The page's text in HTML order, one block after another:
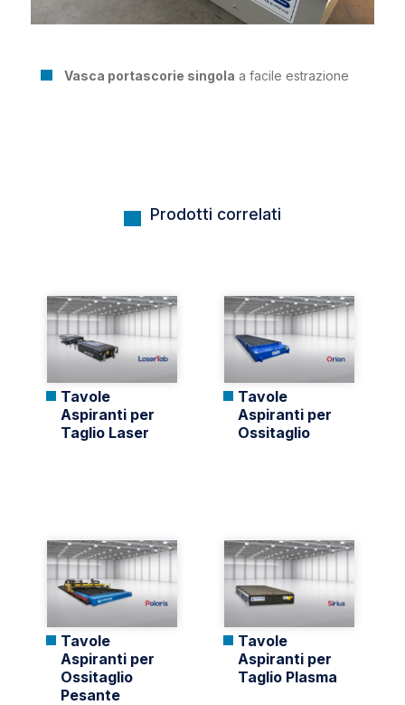
Vasca portascorie singola a facile estrazione
Prodotti correlati
Tavole
Aspiranti per
Taglio Laser
Tavole
Aspiranti per
Ossitaglio
Tavole
Aspiranti per
Ossitaglio
Pesante
Tavole
Aspiranti per
Taglio Plasma